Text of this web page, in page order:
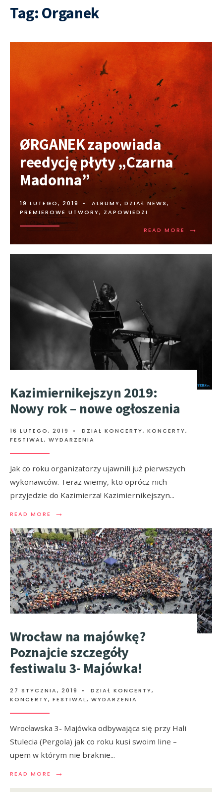
Tag: Organek
ØRGANEK zapowiada
reedycję płyty „Czarna
Madonna”
19 LUTEGO, 2019 • ALBUMY, DZIAŁ NEWS,
PREMIEROWE UTWORY, ZAPOWIEDZI
READ MORE →
Kazimiernikejszyn 2019:
Nowy rok – nowe ogłoszenia
16 LUTEGO, 2019 • DZIAŁ KONCERTY, KONCERTY,
FESTIWAL, WYDARZENIA
Jak co roku organizatorzy ujawnili już pierwszych
wykonawców. Teraz wiemy, kto oprócz nich
przyjedzie do Kazimierza! Kazimiernikejszyn...
READ MORE →
Wrocław na majówkę?
Poznajcie szczegóły
festiwalu 3- Majówka!
27 STYCZNIA, 2019 • DZIAŁ KONCERTY,
KONCERTY, FESTIWAL, WYDARZENIA
Wrocławska 3- Majówka odbywająca się przy Hali
Stulecia (Pergola) jak co roku kusi swoim line –
upem w którym nie braknie...
READ MORE →